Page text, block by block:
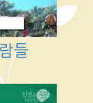
들